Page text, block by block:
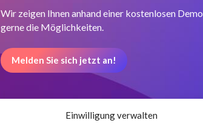
Einwilligung verwalten
Wir zeigen Ihnen anhand einer kostenlosen Demo
gerne die Möglichkeiten.
Melden Sie sich jetzt an!